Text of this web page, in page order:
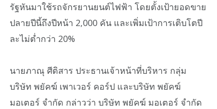
รัฐหันมาใช้รถจักรยานยนต์ไฟฟ้า โดยตั้งเป้ายอดขาย
ปลายปีนี้ถึงปีหน้า 2,000 คัน และเพิ่มเป้าการเติบโตปี
ละไม่ต่ำกว่า 20%
นายภาณุ ศีติสาร ประธานเจ้าหน้าที่บริหาร กลุ่ม
บริษัท พยัคฆ์ เพาเวอร์ คอร์ป และบริษัท พยัคฆ์
มอเตอร์ จำกัด กล่าวว่า บริษัท พยัคฆ์ มอเตอร์ จำกัด